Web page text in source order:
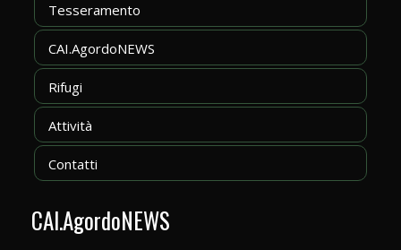
Tesseramento
CAI.AgordoNEWS
Rifugi
Attività
Contatti
CAI.AgordoNEWS